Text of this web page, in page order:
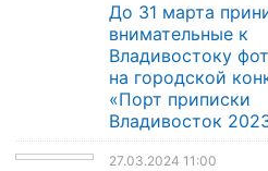
До 31 марта
внимательные к
Владивостоку
на городской
«Порт приписки
Владивосток
27.03.2024 11:00